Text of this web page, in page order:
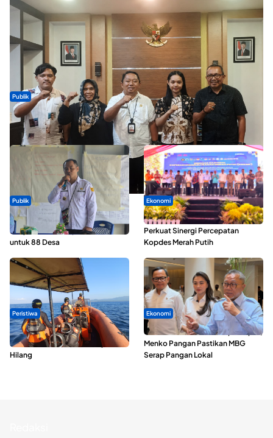
Publik
Dua Talenta Muda Ternate Wakili Maluku Utara di Gita Bahana
Nusantara 2026
Publik
ABDESI Morotai Apresiasi
Penyaluran ADD Rp3,13 Miliar
untuk 88 Desa
Ekonomi
Seminar di Ternate, Mendes
Perkuat Sinergi Percepatan
Kopdes Merah Putih
Peristiwa
Dua Longboat Bertabrakan di
Perairan Taliabu, Satu Nelayan
Hilang
Ekonomi
SPPG di Maluku Utara Dipercepat,
Menko Pangan Pastikan MBG
Serap Pangan Lokal